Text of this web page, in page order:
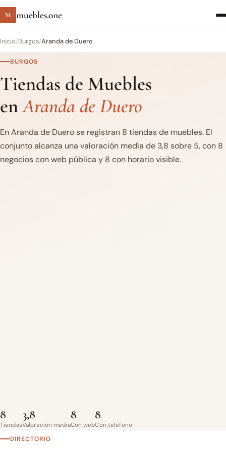
M muebles.one
Inicio/Burgos/Aranda de Duero
BURGOS
Tiendas de Muebles
enAranda de Duero
En Aranda de Duero se registran 8 tiendas de muebles. El
conjunto alcanza una valoración media de 3,8 sobre 5, con 8
negocios con web pública y 8 con horario visible.
8
Tiendas
3,8
Valoración media
8
Con web
8
Con teléfono
DIRECTORIO